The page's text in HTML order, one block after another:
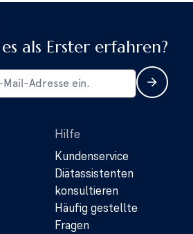
als Erster erfahren?
Hilfe
Kundenservice
Diätassistenten
konsultieren
Häufig gestellte
Fragen